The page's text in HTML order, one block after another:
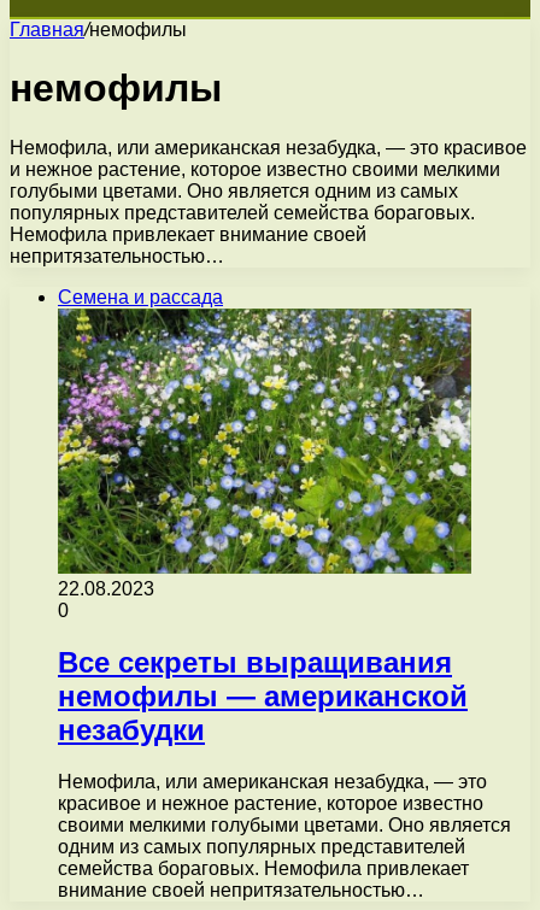
Главная/немофилы
немофилы
Немофила, или американская незабудка, — это красивое
и нежное растение, которое известно своими мелкими
голубыми цветами. Оно является одним из самых
популярных представителей семейства бораговых.
Немофила привлекает внимание своей
непритязательностью…
Семена и рассада
22.08.2023
0
Все секреты выращивания
немофилы — американской
незабудки
Немофила, или американская незабудка, — это
красивое и нежное растение, которое известно
своими мелкими голубыми цветами. Оно является
одним из самых популярных представителей
семейства бораговых. Немофила привлекает
внимание своей непритязательностью…